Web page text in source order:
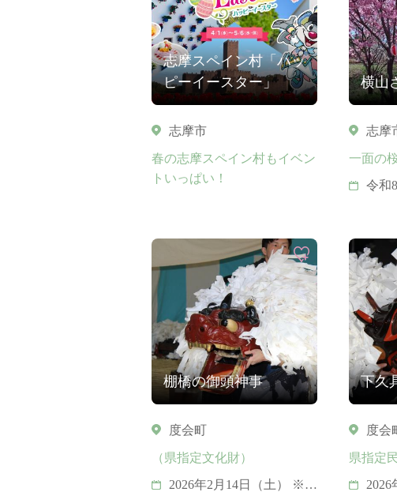
志摩スペイン村「ハッ
ピーイースター」
志摩市
春の志摩スペイン村もイベン
トいっぱい！
横山
志摩
一面の
令和
棚橋の御頭神事
度会町
（県指定文化財）
2026年2月14日（土） ※毎
下久
度会
県指定